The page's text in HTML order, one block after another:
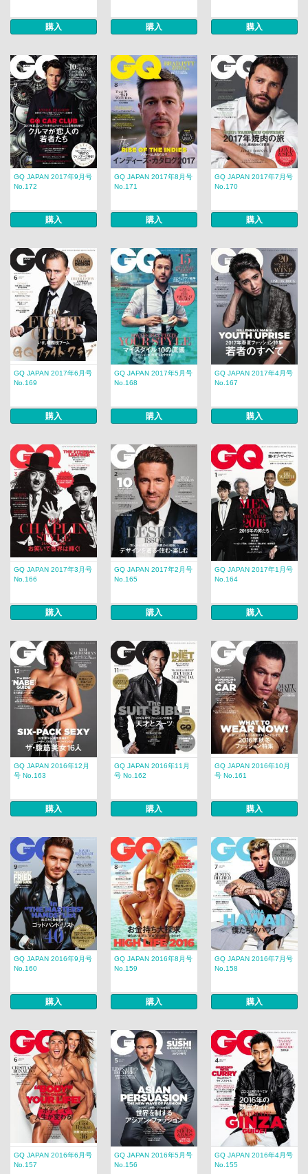
購入 購入 購入
GQ JAPAN 2017年9月号
No.172
購入
GQ JAPAN 2017年8月号
No.171
購入
GQ JAPAN 2017年7月号
No.170
購入
GQ JAPAN 2017年6月号
No.169
購入
GQ JAPAN 2017年5月号
No.168
購入
GQ JAPAN 2017年4月号
No.167
購入
GQ JAPAN 2017年3月号
No.166
購入
GQ JAPAN 2017年2月号
No.165
購入
GQ JAPAN 2017年1月号
No.164
購入
GQ JAPAN 2016年12月
号 No.163
購入
GQ JAPAN 2016年11月
号 No.162
購入
GQ JAPAN 2016年10月
号 No.161
購入
GQ JAPAN 2016年9月号
No.160
購入
GQ JAPAN 2016年8月号
No.159
購入
GQ JAPAN 2016年7月号
No.158
購入
GQ JAPAN 2016年6月号
No.157
GQ JAPAN 2016年5月号
No.156
GQ JAPAN 2016年4月号
No.155